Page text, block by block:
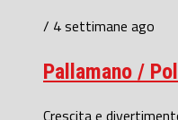
/ 4 settimane ago
Pallamano /
Crescita e